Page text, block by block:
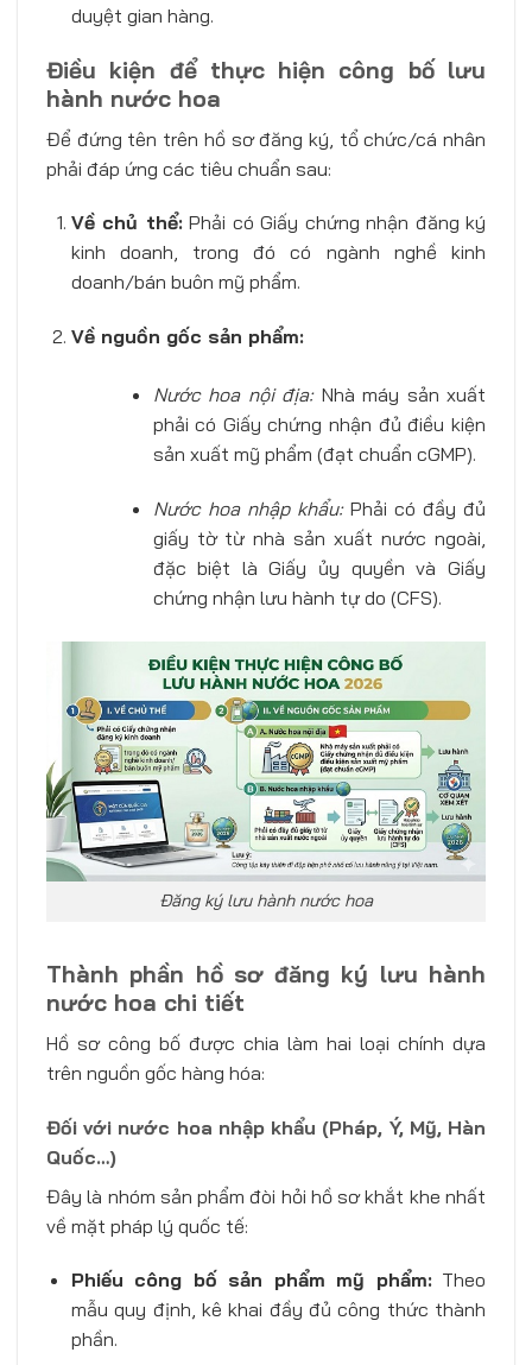
duyệt gian hàng.
Điều kiện để thực hiện công bố lưu
hành nước hoa
Để đứng tên trên hồ sơ đăng ký, tổ chức/cá nhân
phải đáp ứng các tiêu chuẩn sau:
Về chủ thể:Phải có Giấy chứng nhận đăng ký
kinh doanh, trong đó có ngành nghề kinh
doanh/bán buôn mỹ phẩm.
Về nguồn gốc sản phẩm:
Nước hoa nội địa:Nhà máy sản xuất
phải có Giấy chứng nhận đủ điều kiện
sản xuất mỹ phẩm (đạt chuẩn cGMP).
Nước hoa nhập khẩu:Phải có đầy đủ
giấy tờ từ nhà sản xuất nước ngoài,
đặc biệt là Giấy ủy quyền và Giấy
chứng nhận lưu hành tự do (CFS).
Đăng ký lưu hành nước hoa
Thành phần hồ sơ đăng ký lưu hành
nước hoa chi tiết
Hồ sơ công bố được chia làm hai loại chính dựa
trên nguồn gốc hàng hóa:
Đối với nước hoa nhập khẩu (Pháp, Ý, Mỹ, Hàn
Quốc…)
Đây là nhóm sản phẩm đòi hỏi hồ sơ khắt khe nhất
về mặt pháp lý quốc tế:
Phiếu công bố sản phẩm mỹ phẩm:Theo
mẫu quy định, kê khai đầy đủ công thức thành
phần.